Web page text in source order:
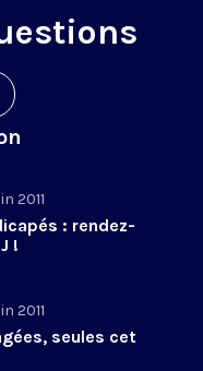
2011
: rendez-
!
2011
seules cet